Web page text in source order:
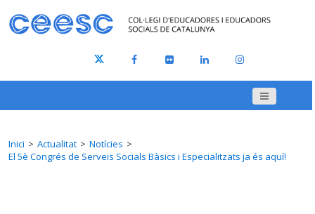
Inici Actualitat
Notícies
El 5è Congrés de Serveis Socials Bàsics i Especialitzats ja és aquí!